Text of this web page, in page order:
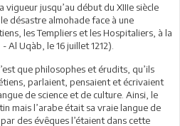
jusqu’au début du XIIIe siècle
désastre almohade face à une
les Templiers et les Hospitaliers, à la
Uqàb, le 16 juillet 1212).
que philosophes et érudits, qu’ils
parlaient, pensaient et écrivaient
de science et de culture. Ainsi, le
mais l’arabe était sa vraie langue de
des évêques l’étaient dans cette